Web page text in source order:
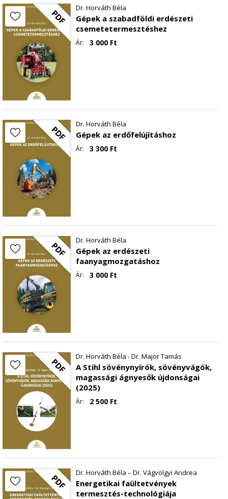
PDF Dr. Horváth Béla
Gépek a szabadföldi erdészeti
csemetetermesztéshez
Ár: 3 000 Ft
PDF Dr. Horváth Béla
Gépek az erdőfelújításhoz
Ár: 3 300 Ft
PDF Dr. Horváth Béla
Gépek az erdészeti
faanyagmozgatáshoz
Ár: 3 000 Ft
PDF Dr. Horváth Béla - Dr. Major Tamás
A Stihl sövénynyírók, sövényvágók,
magassági ágnyesők újdonságai
(2025)
Ár: 2 500 Ft
PDF Dr. Horváth Béla – Dr. Vágvölgyi Andrea
Energetikai faültetvények
termesztés-technológiája